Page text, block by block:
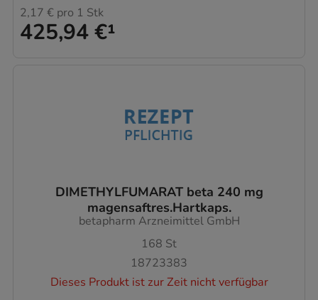
425,94 €¹
2,17 € pro 1 Stk
DIMETHYLFUMARAT beta 240 mg
magensaftres.Hartkaps.
betapharm Arzneimittel GmbH
168 St
18723383
Dieses Produkt ist zur Zeit nicht verfügbar